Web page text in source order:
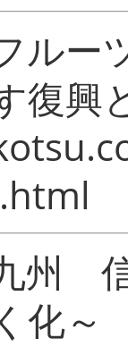
ー
復興
州 信
化～